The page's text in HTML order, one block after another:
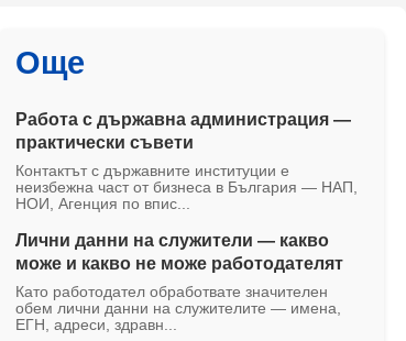
Още
Работа с държавна администрация —
практически съвети
Контактът с държавните институции е
неизбежна част от бизнеса в България — НАП,
НОИ, Агенция по впис...
Лични данни на служители — какво
може и какво не може работодателят
Като работодател обработвате значителен
обем лични данни на служителите — имена,
ЕГН, адреси, здравн...